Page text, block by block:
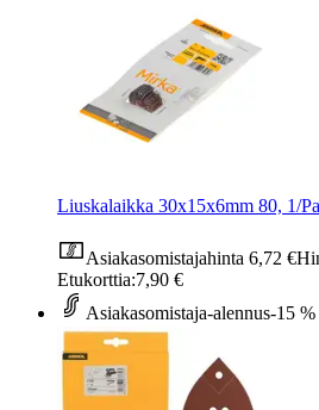
Liuskalaikka 30x15x6mm 80, 1/
Asiakasomistajahinta 6,72 €
Etukorttia:7,90 €
Asiakasomistaja-alennus-15 %